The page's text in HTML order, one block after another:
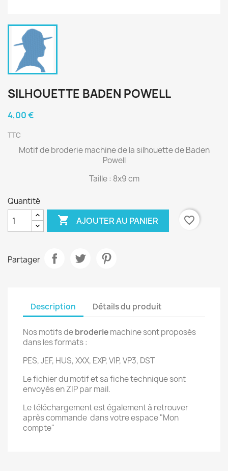
SILHOUETTE BADEN POWELL
4,00 €
TTC
Motif de broderie machine de la silhouette de Baden
Powell
Taille : 8x9 cm
Quantité
 AJOUTER AU PANIER favorite_border
Partager
Description Détails du produit
Nos motifs debroderiemachine sont proposés
dans les formats :
PES, JEF, HUS, XXX, EXP, VIP, VP3, DST
Le fichier du motif et sa fiche technique sont
envoyés en ZIP par mail.
Le téléchargement est également à retrouver
après commande dans votre espace "Mon
compte"